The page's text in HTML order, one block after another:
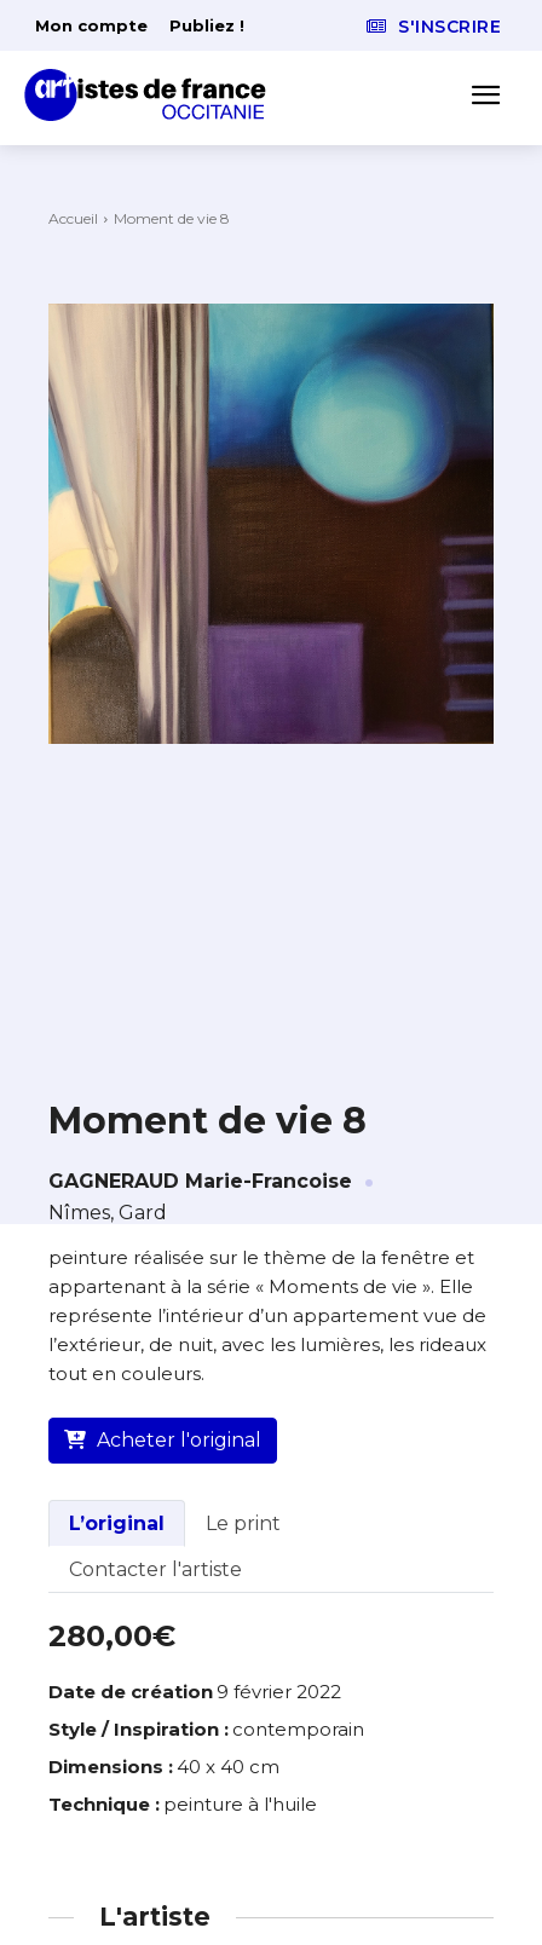
Mon compte Publiez ! S'INSCRIRE
Accueil Moment de vie 8
À propos de cette œuvre
L’artiste assume l’entière responsabilité
de cette annonce ainsi que la vente et
la livraison de l’œuvre originale.
Lieu où se trouve l’œuvre originale :
Nîmes, Gard
Moment de vie 8
GAGNERAUD Marie-Francoise ·
Nîmes, Gard
peinture réalisée sur le thème de la fenêtre et
appartenant à la série « Moments de vie ». Elle
représente l’intérieur d’un appartement vue de
l’extérieur, de nuit, avec les lumières, les rideaux
tout en couleurs.
Acheter l'original
L’original
Le print
Contacter l'artiste
280,00€
Date de création 9 février 2022
Style / Inspiration : contemporain
Dimensions :40 x 40 cm
Technique : peinture à l'huile
L'artiste